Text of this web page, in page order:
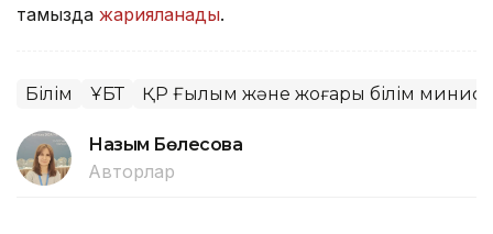
тамызда жарияланады.
Білім ҰБТ ҚР Ғылым және жоғары білім
Назым Бөлесова
Авторлар